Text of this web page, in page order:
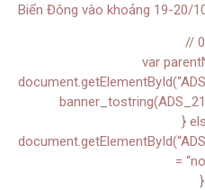
Biển Đông vào khoảng 19-20/
//
var
}
=
}